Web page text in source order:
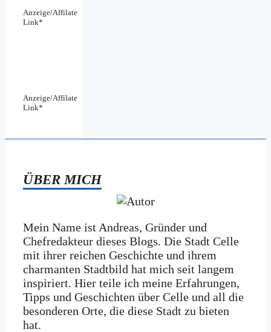
Anzeige/Affilate
Link*
Anzeige/Affilate
Link*
ÜBER MICH
Mein Name ist Andreas, Gründer und
Chefredakteur dieses Blogs. Die Stadt Celle
mit ihrer reichen Geschichte und ihrem
charmanten Stadtbild hat mich seit langem
inspiriert. Hier teile ich meine Erfahrungen,
Tipps und Geschichten über Celle und all die
besonderen Orte, die diese Stadt zu bieten
hat.